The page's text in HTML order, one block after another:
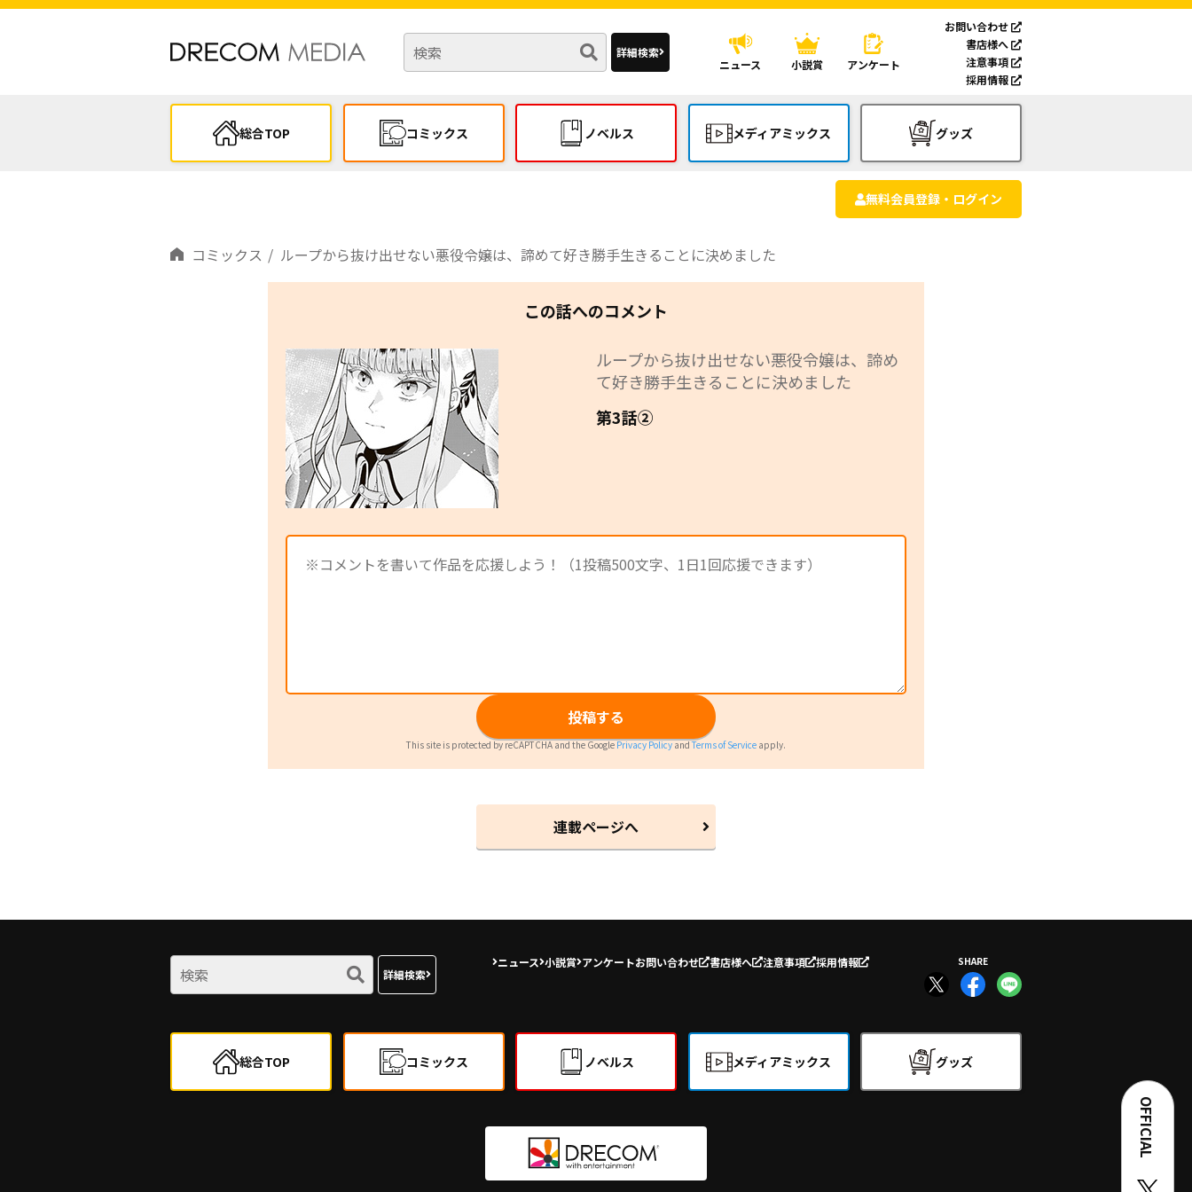
詳細検索
ニュース
小説賞 アンケート
お問い合わせ
書店様へ
注意事項
採用情報
総合TOP コミックス ノベルス メディアミックス グッズ
無料会員登録・ログイン
コミックス ループから抜け出せない悪役令嬢は、諦めて好き勝手生きることに決めました
この話へのコメント
ループから抜け出せない悪役令嬢は、諦め
て好き勝手生きることに決めました
第3話②
投稿する
This site is protected by reCAPTCHA and the GooglePrivacy PolicyandTerms of Service apply.
連載ページへ
詳細検索
ニュース 小説賞 アンケートお問い合わせ 書店様へ 注意事項 採用情報 SHARE
総合TOP コミックス ノベルス メディアミックス グッズ
OFFICIAL